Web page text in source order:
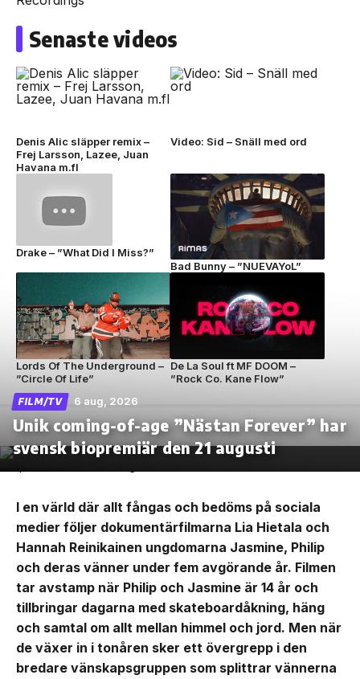
Senaste videos
Denis Alic släpper remix –
Frej Larsson, Lazee, Juan
Havana m.fl
Video: Sid – Snäll med ord
Drake – ”What Did I Miss?”
Bad Bunny – ”NUEVAYoL”
Lords Of The Underground –
”Circle Of Life”
De La Soul ft MF DOOM –
”Rock Co. Kane Flow”
FILM/TV 6 aug, 2026
Unik coming-of-age ”Nästan Forever” har
svensk biopremiär den 21 augusti
I en värld där allt fångas och bedöms på sociala
medier följer dokumentärfilmarna Lia Hietala och
Hannah Reinikainen ungdomarna Jasmine, Philip
och deras vänner under fem avgörande år. Filmen
tar avstamp när Philip och Jasmine är 14 år och
tillbringar dagarna med skateboardåkning, häng
och samtal om allt mellan himmel och jord. Men när
de växer in i tonåren sker ett övergrepp i den
bredare vänskapsgruppen som splittrar vännerna